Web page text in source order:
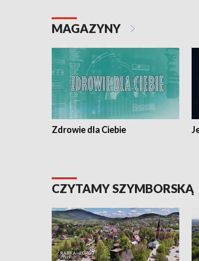
MAGAZYNY
Zdrowie dla Ciebie
CZYTAMY SZYMBORSKĄ